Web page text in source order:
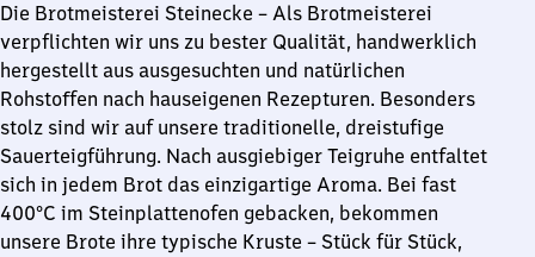
Uhr
Die Brotmeisterei Steinecke – Als Brotmeisterei
verpflichten wir uns zu bester Qualität, handwerklich
hergestellt aus ausgesuchten und natürlichen
Rohstoffen nach hauseigenen Rezepturen. Besonders
stolz sind wir auf unsere traditionelle, dreistufige
Sauerteigführung. Nach ausgiebiger Teigruhe entfaltet
sich in jedem Brot das einzigartige Aroma. Bei fast
400°C im Steinplattenofen gebacken, bekommen
unsere Brote ihre typische Kruste – Stück für Stück,